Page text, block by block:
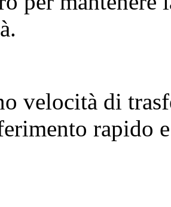
velocità di
rapido